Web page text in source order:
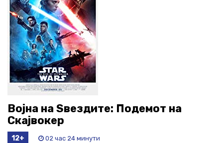
Војна на Ѕвездите: Подемот на
Скајвокер
12+ 02 час 24 минути